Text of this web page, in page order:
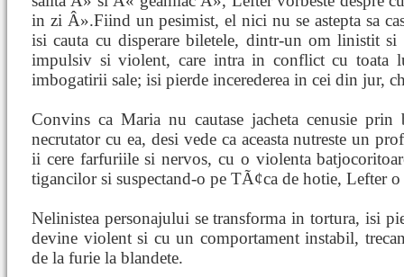
in zi Â».Fiind un pesimist, el nici nu se astepta sa
isi cauta cu disperare biletele, dintr-un om linistit
impulsiv si violent, care intra in conflict cu toata
imbogatirii sale; isi pierde incerederea in cei din jur,
Convins ca Maria nu cautase jacheta cenusie
necrutator cu ea, desi vede ca aceasta nutreste un
ii cere farfuriile si nervos, cu o violenta
tigancilor si suspectand-o pe TÃ¢ca de hotie, Lefter
Nelinistea personajului se transforma in tortura, isi
devine violent si cu un comportament instabil,
de la furie la blandete.